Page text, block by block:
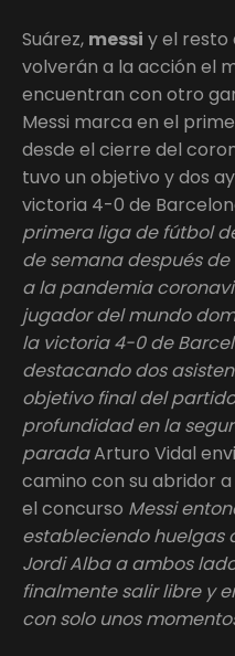
Suárez, messi y el resto
volverán a la acción el
encuentran con otro
Messi marca en el
desde el cierre del
tuvo un objetivo y dos
victoria 4-0 de
primera liga de fútbol
de semana después
a la pandemia
jugador del mundo
la victoria 4-0 de
destacando dos
objetivo final del
profundidad en la
paradaArturo Vidal
camino con su abridor
el concurso Messi
estableciendo huelgas
Jordi Alba a ambos
finalmente salir libre y
con solo unos